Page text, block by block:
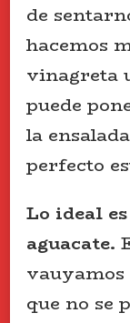
de
hacemos
vinagreta
puede
la
perfecto
Lo ideal
aguacate.
vauyamos
que no se